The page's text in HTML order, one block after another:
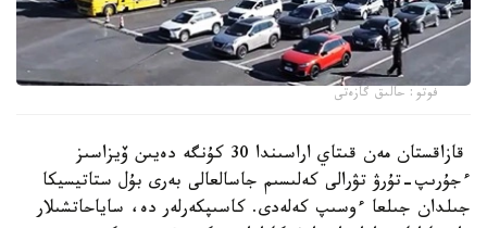
فوتو: حالىق گازەتى
قازاقستان مەن قىتاي اراسىندا 30 كۇنگە دەيىن ۆيزاسىز
ءجۇرىپ-تۇرۋ تۋرالى كەلىسىم جاسالعالى بەرى بۇل ستاتيسيكا
جىلدان جىلعا ءوسىپ كەلەدى. كاسىپكەرلەر دە، ساياحاتشىلار